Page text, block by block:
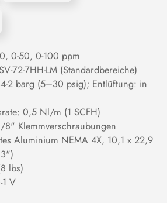
0-50, 0-100 ppm
72-7HH-LM (Standardbereiche)
2 barg (5–30 psig); Entlüftung: in
0,5 Nl/m (1 SCFH)
8" Klemmverschraubungen
Aluminium NEMA 4X, 10,1 x 22,9
lbs)
V